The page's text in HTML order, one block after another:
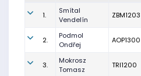
1.
Smítal
Vendelín
ZBM1203
2.
Podmol
Ondřej
AOP1300
3.
Mokrosz
Tomasz
TRI1200